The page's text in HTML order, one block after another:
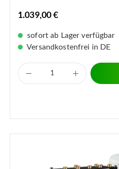
1.039,00 €
sofort ab Lager verfügbar
Versandkostenfrei in DE